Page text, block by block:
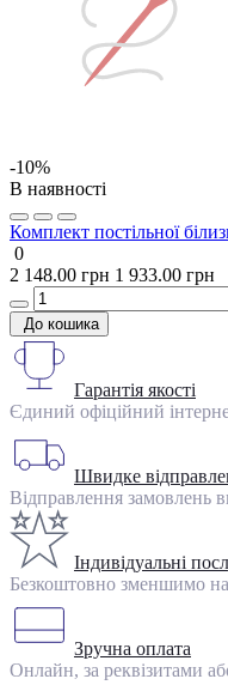
-10%
В наявності
Комплект постільної
0
2 148.00 грн 1 933.00 грн
До кошика
Гарантія якості
Єдиний офіційний
Швидке
Відправлення замовлень
Індивідуальні
Безкоштовно зменшимо
Зручна оплата
Онлайн, за реквізитами